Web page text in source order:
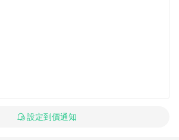
設定到價通知